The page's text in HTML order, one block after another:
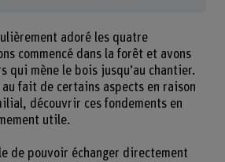
adoré les quatre
commencé dans la forêt et avons
qui mène le bois jusqu’au chantier.
au fait de certains aspects en raison
découvrir ces fondements en
utile.
de pouvoir échanger directement